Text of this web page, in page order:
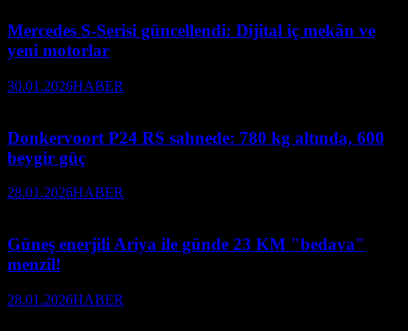
Mercedes S-Serisi güncellendi: Dijital iç mekân ve
yeni motorlar
30.01.2026HABER
Donkervoort P24 RS sahnede: 780 kg altında, 600
beygir güç
28.01.2026HABER
Güneş enerjili Ariya ile günde 23 KM "bedava"
menzil!
28.01.2026HABER